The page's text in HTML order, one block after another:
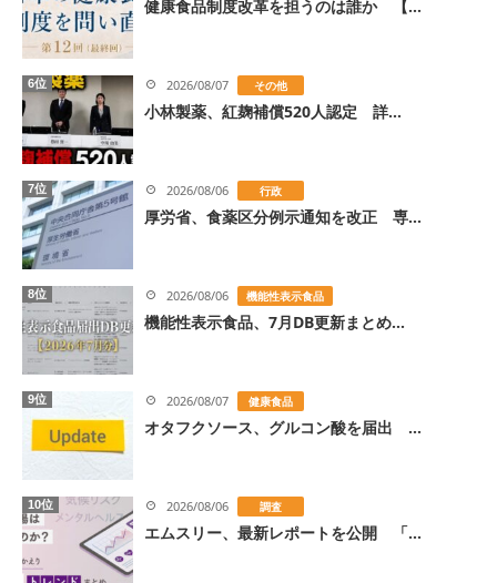
健康食品制度改革を担うのは誰か 【...
6位 2026/08/07 その他
小林製薬、紅麹補償520人認定 詳...
7位 2026/08/06 行政
厚労省、食薬区分例示通知を改正 専...
8位 2026/08/06 機能性表示食品
機能性表示食品、7月DB更新まとめ...
9位 2026/08/07 健康食品
オタフクソース、グルコン酸を届出 ...
10位 2026/08/06 調査
エムスリー、最新レポートを公開 「...